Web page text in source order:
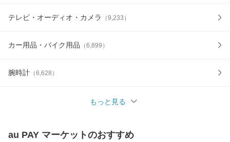
テレビ・オーディオ・カメラ （9,233 ）
カー用品・バイク用品 （6,899 ）
腕時計 （6,628 ）
もっと見る
au PAY マーケットのおすすめ